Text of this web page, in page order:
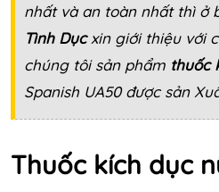
nhất và an toàn nhất thì ở
Tình Dụcxin giới thiệu với
chúng tôi sản phẩm thuốc
Spanish UA50 được sản
Thuốc kích dục